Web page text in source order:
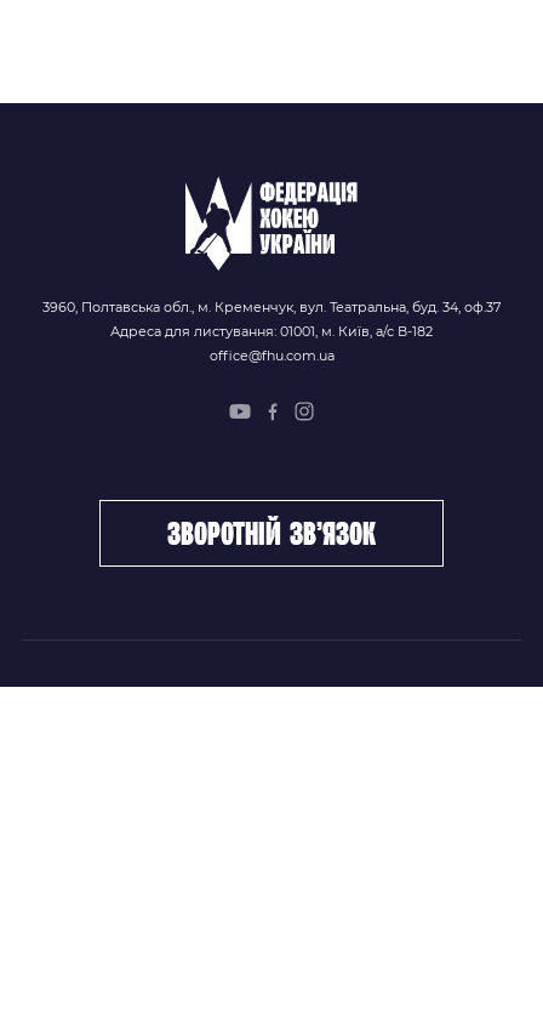
3960, Полтавська обл., м. Кременчук, вул. Театральна, буд. 34, оф.37
Адреса для листування: 01001, м. Київ, а/с В-182
office@fhu.com.ua
зворотній зв’язок